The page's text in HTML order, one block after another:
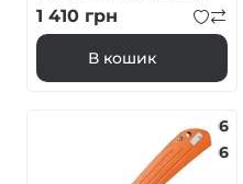
1 410 грн
В кошик
6
6